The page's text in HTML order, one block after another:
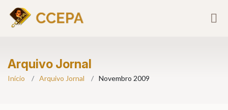
Arquivo Jornal
Início Arquivo Jornal Novembro 2009